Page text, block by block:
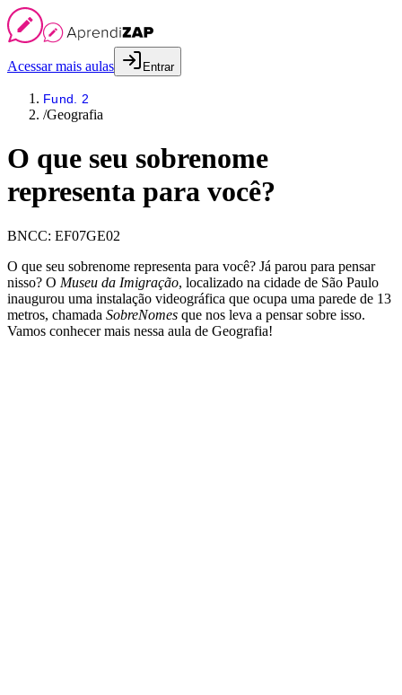
Acessar mais aulas Entrar
Fund. 2
/Geografia
O que seu sobrenome
representa para você?
BNCC: EF07GE02
O que seu sobrenome representa para você? Já parou para pensar
nisso? O Museu da Imigração, localizado na cidade de São Paulo
inaugurou uma instalação videográfica que ocupa uma parede de 13
metros, chamada SobreNomes que nos leva a pensar sobre isso.
Vamos conhecer mais nessa aula de Geografia!